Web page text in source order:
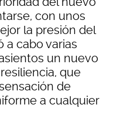
con unos
la presión del
a cabo varias
un nuevo
que
de
a cualquier